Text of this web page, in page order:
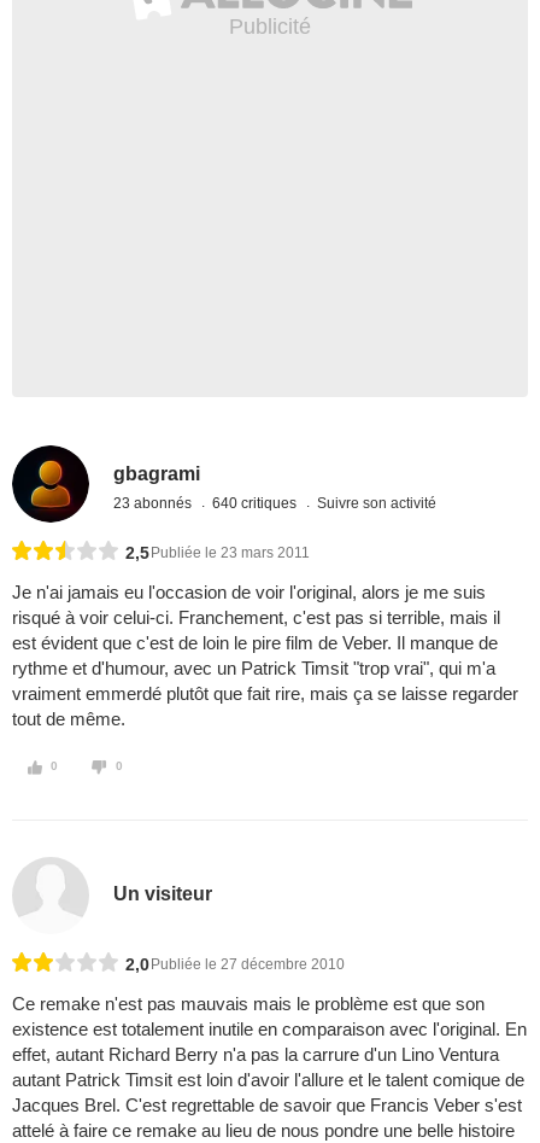
gbagrami
23 abonnés 640 critiques Suivre son activité
2,5 Publiée le 23 mars 2011
Je n'ai jamais eu l'occasion de voir l'original, alors je me suis
risqué à voir celui-ci. Franchement, c'est pas si terrible, mais il
est évident que c'est de loin le pire film de Veber. Il manque de
rythme et d'humour, avec un Patrick Timsit "trop vrai", qui m'a
vraiment emmerdé plutôt que fait rire, mais ça se laisse regarder
tout de même.
0 0
Un visiteur
2,0 Publiée le 27 décembre 2010
Ce remake n'est pas mauvais mais le problème est que son
existence est totalement inutile en comparaison avec l'original. En
effet, autant Richard Berry n'a pas la carrure d'un Lino Ventura
autant Patrick Timsit est loin d'avoir l'allure et le talent comique de
Jacques Brel. C'est regrettable de savoir que Francis Veber s'est
attelé à faire ce remake au lieu de nous pondre une belle histoire